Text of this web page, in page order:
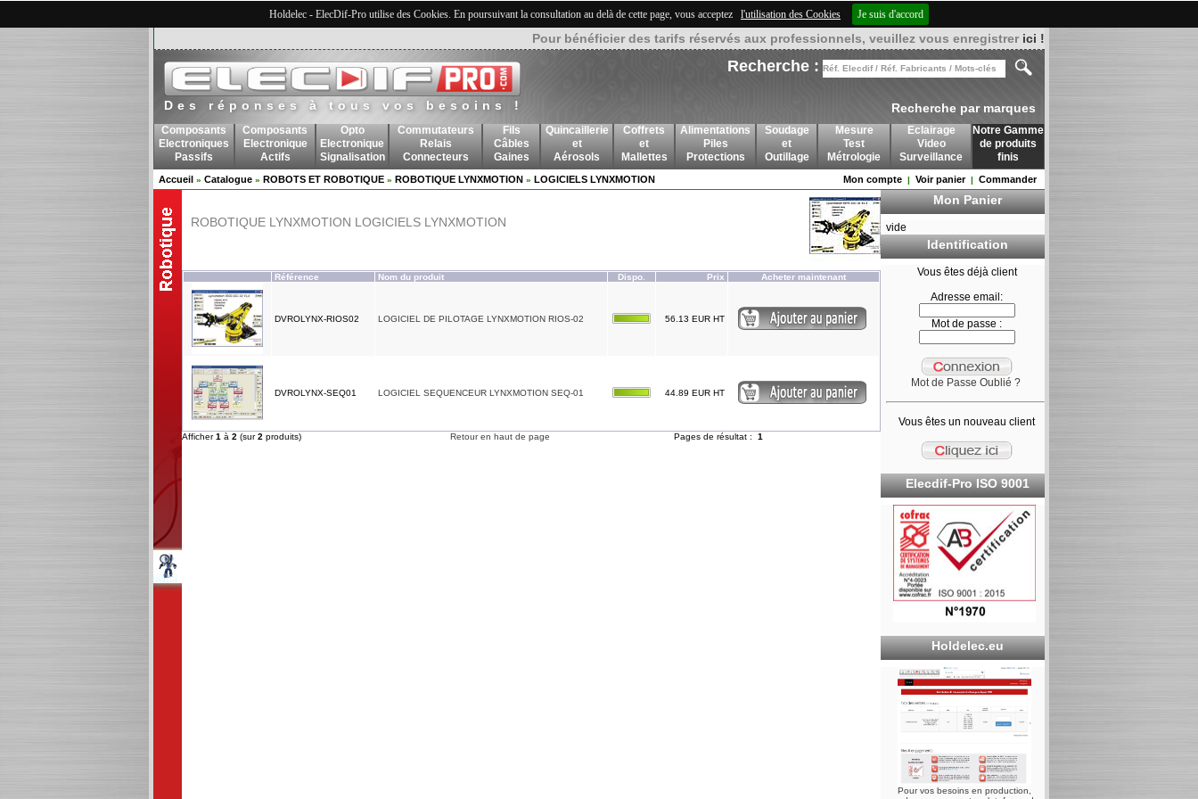
Holdelec - ElecDif-Pro utilise des Cookies. En poursuivant la consultation au delà de cette page, vous acceptez l'utilisation des Cookies Je suis d'accord
Pour bénéficier des tarifs réservés aux professionnels, veuillez vous enregistrer ici !
Des réponses à tous vos besoins !
Recherche :
Recherche par marques
Composants
Electroniques
Passifs
Composants
Electronique
Actifs
Opto
Electronique
Signalisation
Commutateurs
Relais
Connecteurs
Fils
Câbles
Gaines
Quincaillerie
et
Aérosols
Coffrets
et
Mallettes
Alimentations
Piles
Protections
Soudage
et
Outillage
Mesure
Test
Métrologie
Eclairage
Video
Surveillance
Notre Gamme
de produits
finis
Accueil » Catalogue » ROBOTS ET ROBOTIQUE » ROBOTIQUE LYNXMOTION » LOGICIELS LYNXMOTION Mon compte | Voir panier| Commander
ROBOTIQUE LYNXMOTION LOGICIELS LYNXMOTION
Référence Nom du produit Dispo. Prix Acheter maintenant
DVROLYNX-RIOS02 LOGICIEL DE PILOTAGE LYNXMOTION RIOS-02 56.13 EUR HT
DVROLYNX-SEQ01 LOGICIEL SEQUENCEUR LYNXMOTION SEQ-01 44.89 EUR HT
Afficher1 à 2 (sur2 produits) Retour en haut de page Pages de résultat : 1
Mon Panier
vide
Identification
Vous êtes déjà client
Adresse email:
Mot de passe :
Mot de Passe Oublié ?
Vous êtes un nouveau client
Elecdif-Pro ISO 9001
Holdelec.eu
Pour vos besoins en production,